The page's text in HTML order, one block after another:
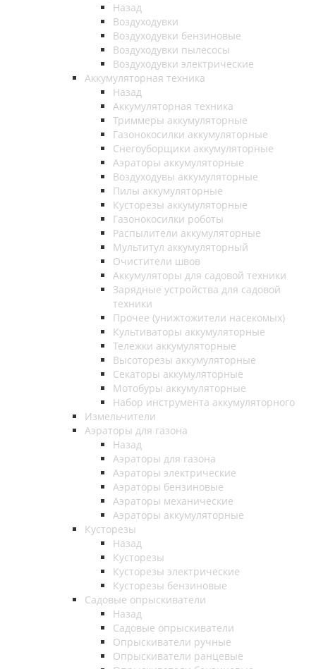
Назад
Воздуходувки
Воздуходувки бензиновые
Воздуходувки пылесосы
Воздуходувки электрические
Аккумуляторная техника
Назад
Аккумуляторная техника
Триммеры аккумуляторные
Газонокосилки аккумуляторные
Снегоуборщики аккумуляторные
Аэраторы аккумуляторные
Воздуходувы аккумуляторные
Пилы аккумуляторные
Кусторезы аккумуляторные
Газонокосилки роботы
Распылители аккумуляторные
Мультитул аккумуляторный
Очистители швов
Аккумуляторы для садовой техники
Зарядные устройства для садовой
техники
Прочее (унижтожители насекомых)
Культиваторы аккумуляторные
Тележки аккумуляторные
Высоторезы аккумуляторные
Секаторы аккумуляторные
Мотобуры аккумуляторные
Набор инструмента аккумуляторного
Измельчители
Аэраторы для газона
Назад
Аэраторы для газона
Аэраторы электрические
Аэраторы бензиновые
Аэраторы механические
Аэраторы аккумуляторные
Кусторезы
Назад
Кусторезы
Кусторезы электрические
Кусторезы бензиновые
Садовые опрыскиватели
Назад
Садовые опрыскиватели
Опрыскиватели ручные
Опрыскиватели ранцевые